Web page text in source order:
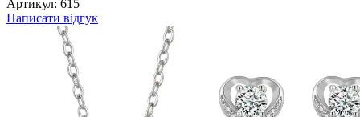
Артикул: 615
Написати відгук